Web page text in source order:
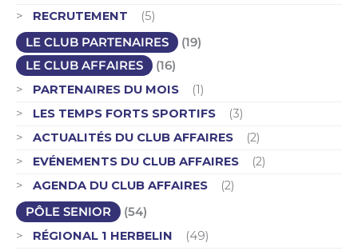
RECRUTEMENT
(5)
LE CLUB PARTENAIRES
(19)
LE CLUB AFFAIRES
(16)
PARTENAIRES DU MOIS
(1)
LES TEMPS FORTS SPORTIFS
(3)
ACTUALITÉS DU CLUB AFFAIRES
(2)
EVÉNEMENTS DU CLUB AFFAIRES
(2)
AGENDA DU CLUB AFFAIRES
(2)
PÔLE SENIOR
(54)
RÉGIONAL 1 HERBELIN
(49)